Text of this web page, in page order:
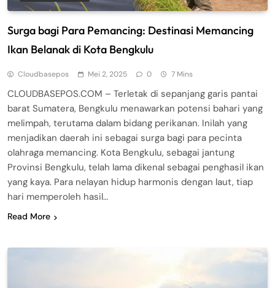
Surga bagi Para Pemancing: Destinasi Memancing
Ikan Belanak di Kota Bengkulu
Cloudbasepos Mei 2, 2025 0 7 Mins
CLOUDBASEPOS.COM – Terletak di sepanjang garis pantai
barat Sumatera, Bengkulu menawarkan potensi bahari yang
melimpah, terutama dalam bidang perikanan. Inilah yang
menjadikan daerah ini sebagai surga bagi para pecinta
olahraga memancing. Kota Bengkulu, sebagai jantung
Provinsi Bengkulu, telah lama dikenal sebagai penghasil ikan
yang kaya. Para nelayan hidup harmonis dengan laut, tiap
hari memperoleh hasil…
Read More